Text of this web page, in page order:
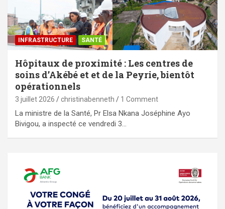
⁠INFRASTRUCTURE SANTÉ
Hôpitaux de proximité : Les centres de
soins d’Akébé et et de la Peyrie, bientôt
opérationnels
3 juillet 2026 christinabenneth 1 Comment
La ministre de la Santé, Pr Elsa Nkana Joséphine Ayo
Bivigou, a inspecté ce vendredi 3…